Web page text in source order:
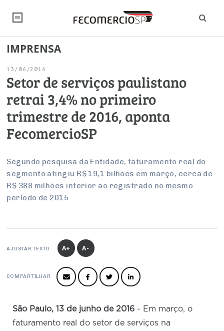
NOTÍCIAS
Artigos
Institucional
Debates Fecomercio-SP
PROJETOS ESPECIAIS:
UM BRASIL
Economia
Pesquisas
Brasil
Internacional
Modernização do Estado
Economia Digital
Empresas
Arbitragem e Mediação
Varejo
Turismo
PROJETOS ESPECIAIS:
Afixação de preços e fiscalização
Sustentabilidade
ESG
Logística Reversa
Últimas Notícias
PESQUISAS
Sobre
Serviços
SESC
Licitações
Prêmio de Sustentabilidade
CONSELHOS
Conselho de Turismo
Conselho Estadual de Defesa do Contribuinte
Conselho de Economia Empresarial e Política
Conselho do Comércio Atacadista
EMPRESAS
IMPRENSA
13/06/2016
Setor de serviços paulistano
retrai 3,4% no primeiro
trimestre de 2016, aponta
FecomercioSP
Segundo pesquisa da Entidade, faturamento real do
segmento atingiu R$ 19,1 bilhões em março, cerca de
R$ 388 milhões inferior ao registrado no mesmo
período de 2015
AJUSTAR TEXTO A+ A-
COMPARTILHAR
São Paulo, 13 de junho de 2016 - Em março, o
faturamento real do setor de serviços na